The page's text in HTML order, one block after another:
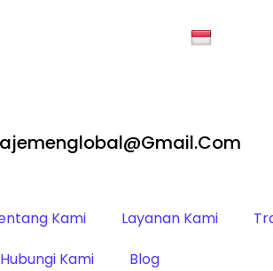
Kami Layanan Kami
Hubungi Kami Blog